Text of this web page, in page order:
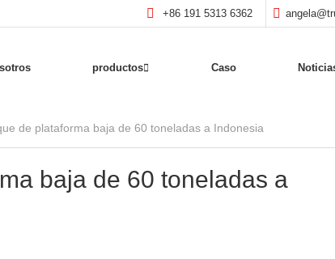
+86 191 5313 6362
productos Caso
de plataforma baja de 60 toneladas a Indonesia
baja de 60 toneladas a